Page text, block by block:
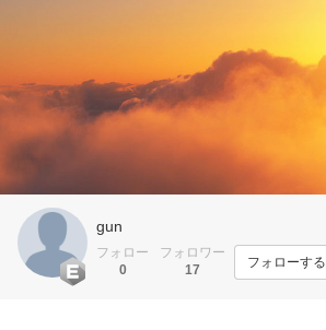
gun
フォロー
0
フォロワー
17
フォローする